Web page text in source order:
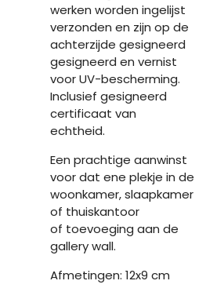
werken worden ingelijst
verzonden en zijn op de
achterzijde gesigneerd
gesigneerd en vernist
voor UV-bescherming.
Inclusief gesigneerd
certificaat van
echtheid.
Een prachtige aanwinst
voor dat ene plekje in de
woonkamer, slaapkamer
of thuiskantoor
of toevoeging aan de
gallery wall.
Afmetingen: 12x9 cm